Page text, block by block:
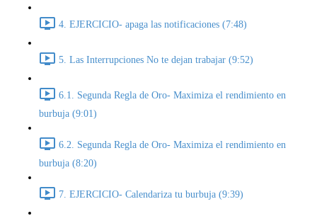
4. EJERCICIO- apaga las notificaciones (7:48)
5. Las Interrupciones No te dejan trabajar (9:52)
6.1. Segunda Regla de Oro- Maximiza el rendimiento en
burbuja (9:01)
6.2. Segunda Regla de Oro- Maximiza el rendimiento en
burbuja (8:20)
7. EJERCICIO- Calendariza tu burbuja (9:39)